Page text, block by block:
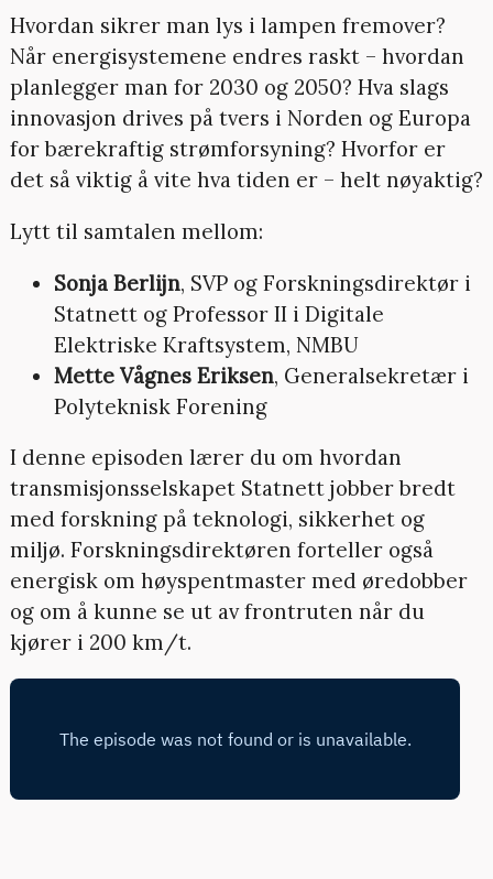
Hvordan sikrer man lys i lampen fremover?
Når energisystemene endres raskt – hvordan
planlegger man for 2030 og 2050? Hva slags
innovasjon drives på tvers i Norden og Europa
for bærekraftig strømforsyning? Hvorfor er
det så viktig å vite hva tiden er – helt nøyaktig?
Lytt til samtalen mellom:
Sonja Berlijn, SVP og Forskningsdirektør i
Statnett og Professor II i Digitale
Elektriske Kraftsystem, NMBU
Mette Vågnes Eriksen, Generalsekretær i
Polyteknisk Forening
I denne episoden lærer du om hvordan
transmisjonsselskapet Statnett jobber bredt
med forskning på teknologi, sikkerhet og
miljø. Forskningsdirektøren forteller også
energisk om høyspentmaster med øredobber
og om å kunne se ut av frontruten når du
kjører i 200 km/t.